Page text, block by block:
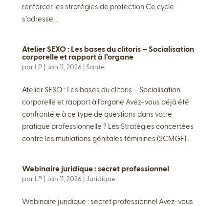
renforcer les stratégies de protection Ce cycle
s’adresse...
Atelier SEXO : Les bases du clitoris – Socialisation
corporelle et rapport à l’organe
par LP| Jan 11, 2026 Santé
Atelier SEXO : Les bases du clitoris – Socialisation
corporelle et rapport à l’organe Avez-vous déjà été
confronté·e à ce type de questions dans votre
pratique professionnelle ? Les Stratégies concertées
contre les mutilations génitales féminines (SCMGF)...
Webinaire juridique : secret professionnel
par LP| Jan 11, 2026 Juridique
Webinaire juridique : secret professionnel Avez-vous